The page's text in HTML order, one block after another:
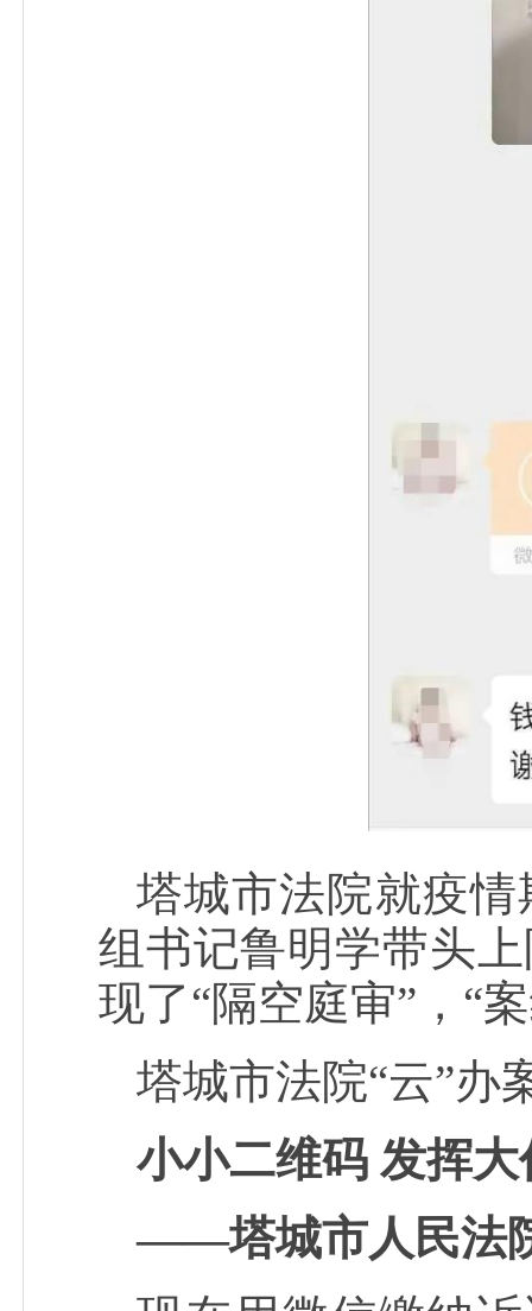
塔城市法院就疫
组书记鲁明学带头
现了“隔空庭审”，“
塔城市法院“云”办
小小二维码 发挥大
——塔城市人民法